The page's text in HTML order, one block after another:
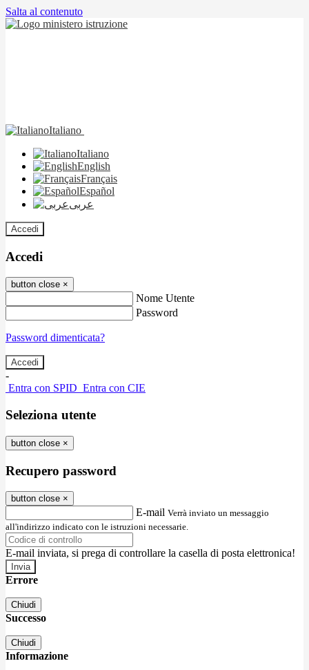
Salta al contenuto
Italiano
Italiano
English
Français
Español
عربى
Accedi
Accedi
button close ×
Nome Utente
Password
Password dimenticata?
-
Entra con SPID Entra con CIE
Seleziona utente
button close ×
Recupero password
button close ×
E-mail Verrà inviato un messaggio
all'indirizzo indicato con le istruzioni necessarie.
E-mail inviata, si prega di controllare la casella di posta elettronica!
Errore
Chiudi
Successo
Chiudi
Informazione